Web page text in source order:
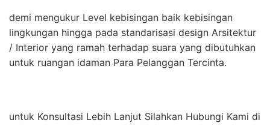
demi mengukur Level kebisingan baik kebisingan
lingkungan hingga pada standarisasi design Arsitektur
/ Interior yang ramah terhadap suara yang dibutuhkan
untuk ruangan idaman Para Pelanggan Tercinta.
untuk Konsultasi Lebih Lanjut Silahkan Hubungi Kami di